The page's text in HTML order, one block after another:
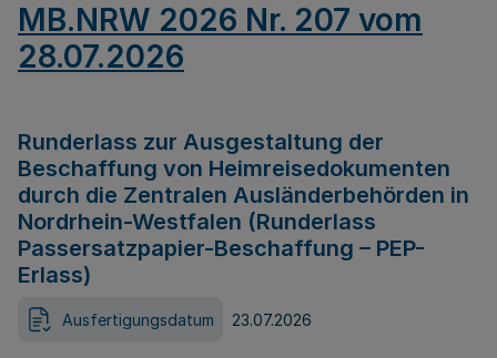
MB.NRW 2026 Nr. 207 vom
28.07.2026
Runderlass zur Ausgestaltung der
Beschaffung von Heimreisedokumenten
durch die Zentralen Ausländerbehörden in
Nordrhein-Westfalen (Runderlass
Passersatzpapier-Beschaffung – PEP-
Erlass)
Ausfertigungsdatum 23.07.2026